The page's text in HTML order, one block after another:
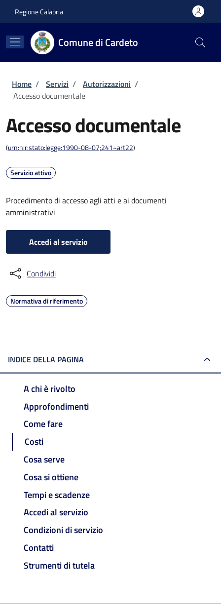
Regione Calabria
Comune di Cardeto
Briciole di pane
Home / Servizi / Autorizzazioni /
Accesso documentale
Accesso documentale
(urn:nir:stato:legge:1990-08-07;241~art22)
Servizio attivo
Procedimento di accesso agli atti e ai documenti
amministrativi
Accedi al servizio
Condividi
Normativa di riferimento
INDICE DELLA PAGINA
A chi è rivolto
Approfondimenti
Come fare
Costi
Cosa serve
Cosa si ottiene
Tempi e scadenze
Accedi al servizio
Condizioni di servizio
Contatti
Strumenti di tutela